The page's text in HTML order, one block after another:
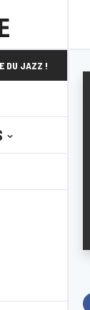
DU JAZZ !